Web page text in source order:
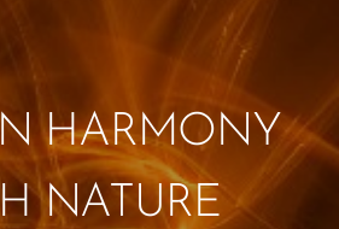
HARMONY
NATURE